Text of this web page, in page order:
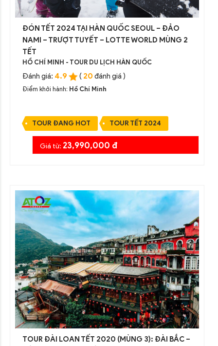
ĐÓN TẾT 2024 TẠI HÀN QUỐC SEOUL – ĐẢO
NAMI – TRƯỢT TUYẾT – LOTTE WORLD MÙNG 2
TẾT
HỒ CHÍ MINH - TOUR DU LỊCH HÀN QUỐC
Đánh giá: 4.9 ( 20 đánh giá )
Điểm khởi hành: Hồ Chí Minh
TOUR ĐANG HOT TOUR TẾT 2024
Giá từ: 23,990,000 đ
TOUR ĐÀI LOAN TẾT 2020 (MÙNG 3): ĐÀI BẮC –